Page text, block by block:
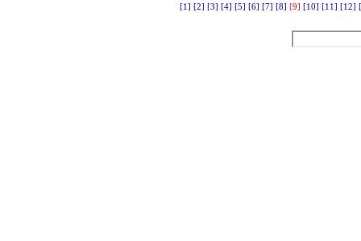
[1] [2] [3] [4] [5] [6] [7] [8] [9] [10] [11] [12]